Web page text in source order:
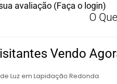
O
avaliação (Faça o login)
Vendo